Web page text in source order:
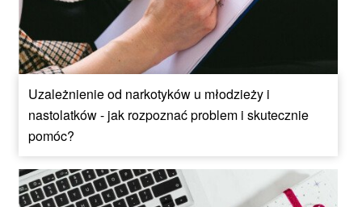
Uzależnienie od narkotyków u młodzieży i
nastolatków - jak rozpoznać problem i skutecznie
pomóc?